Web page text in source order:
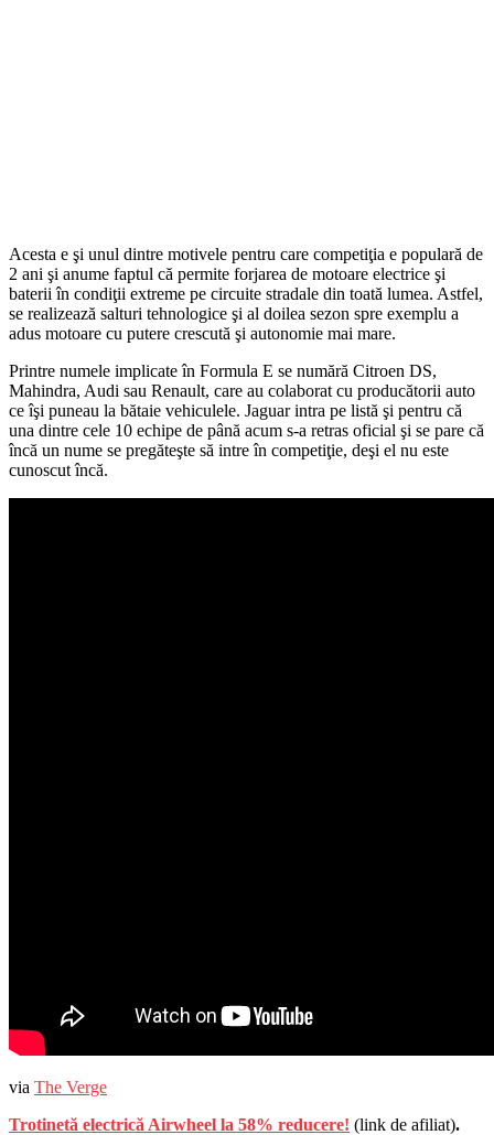
Acesta e şi unul dintre motivele pentru care competiţia e populară de
2 ani şi anume faptul că permite forjarea de motoare electrice şi
baterii în condiţii extreme pe circuite stradale din toată lumea. Astfel,
se realizează salturi tehnologice şi al doilea sezon spre exemplu a
adus motoare cu putere crescută şi autonomie mai mare.
Printre numele implicate în Formula E se numără Citroen DS,
Mahindra, Audi sau Renault, care au colaborat cu producătorii auto
ce îşi puneau la bătaie vehiculele. Jaguar intra pe listă şi pentru că
una dintre cele 10 echipe de până acum s-a retras oficial şi se pare că
încă un nume se pregăteşte să intre în competiţie, deşi el nu este
cunoscut încă.
via The Verge
Trotinetă electrică Airwheel la 58% reducere! (link de afiliat).